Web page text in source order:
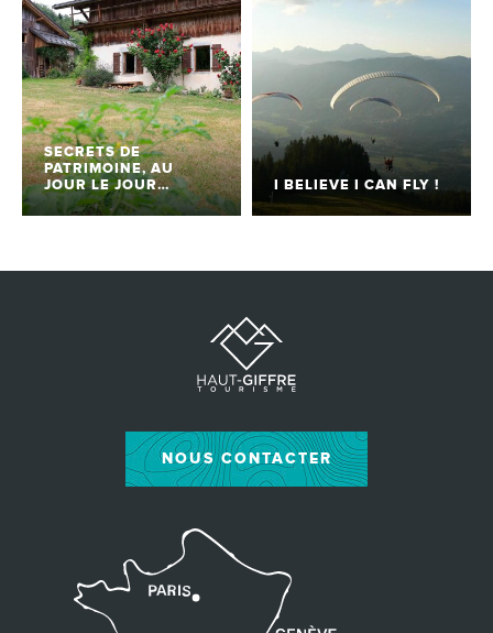
SECRETS DE
PATRIMOINE, AU
JOUR LE JOUR…
I BELIEVE I CAN FLY !
NOUS CONTACTER